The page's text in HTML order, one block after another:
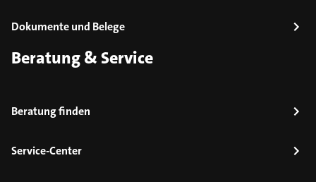
Dokumente und Belege
Beratung & Service
Beratung finden
Service-Center